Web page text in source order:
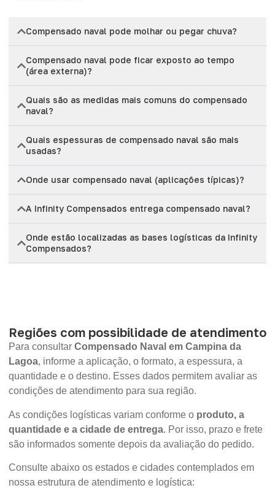
Compensado naval pode molhar ou pegar chuva?
Compensado naval pode ficar exposto ao tempo
(área externa)?
Quais são as medidas mais comuns do compensado
naval?
Quais espessuras de compensado naval são mais
usadas?
Onde usar compensado naval (aplicações típicas)?
A Infinity Compensados entrega compensado naval?
Onde estão localizadas as bases logísticas da Infinity
Compensados?
Regiões com possibilidade de atendimento
Para consultar Compensado Naval em Campina da
Lagoa, informe a aplicação, o formato, a espessura, a
quantidade e o destino. Esses dados permitem avaliar as
condições de atendimento para sua região.
As condições logísticas variam conforme o produto, a
quantidade e a cidade de entrega. Por isso, prazo e frete
são informados somente depois da avaliação do pedido.
Consulte abaixo os estados e cidades contemplados em
nossa estrutura de atendimento e logística: